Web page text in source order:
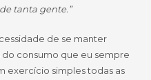
tanta gente.”
de se manter
consumo que eu sempre
exercício simples todas as